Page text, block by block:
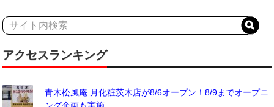
アクセスランキング
青木松風庵 月化粧茨木店が8/6オープン！8/9までオープニ